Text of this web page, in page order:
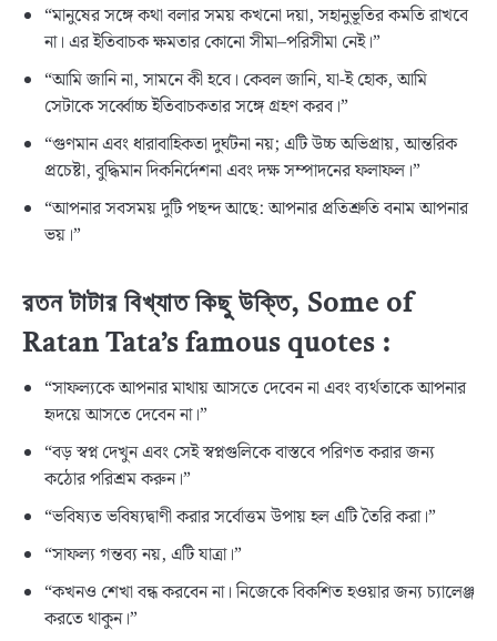
“মানুষের সঙ্গে কথা বলার সময় কখনো দয়া, সহানুভূতির কমতি রাখবে
না। এর ইতিবাচক ক্ষমতার কোনো সীমা–পরিসীমা নেই।”
“আমি জানি না, সামনে কী হবে। কেবল জানি, যা-ই হোক, আমি
সেটাকে সর্ব্বোচ্চ ইতিবাচকতার সঙ্গে গ্রহণ করব।”
“গুণমান এবং ধারাবাহিকতা দুর্ঘটনা নয়; এটি উচ্চ অভিপ্রায়, আন্তরিক
প্রচেষ্টা, বুদ্ধিমান দিকনির্দেশনা এবং দক্ষ সম্পাদনের ফলাফল।”
“আপনার সবসময় দুটি পছন্দ আছে: আপনার প্রতিশ্রুতি বনাম আপনার
ভয়।”
রতন টাটার বিখ্যাত কিছু উক্তি, Some of
Ratan Tata’s famous quotes :
“সাফল্যকে আপনার মাথায় আসতে দেবেন না এবং ব্যর্থতাকে আপনার
হৃদয়ে আসতে দেবেন না।”
“বড় স্বপ্ন দেখুন এবং সেই স্বপ্নগুলিকে বাস্তবে পরিণত করার জন্য
কঠোর পরিশ্রম করুন।”
“ভবিষ্যত ভবিষ্যদ্বাণী করার সর্বোত্তম উপায় হল এটি তৈরি করা।”
“সাফল্য গন্তব্য নয়, এটি যাত্রা।”
“কখনও শেখা বন্ধ করবেন না। নিজেকে বিকশিত হওয়ার জন্য চ্যালেঞ্জ
করতে থাকুন।”